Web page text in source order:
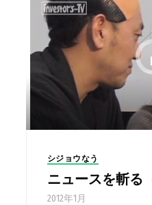
シジョウなう
ニュースを斬る
2012年1月